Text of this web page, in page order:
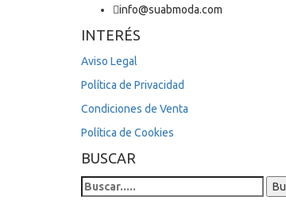
info@suabmoda.com
INTERÉS
Aviso Legal
Política de Privacidad
Condiciones de Venta
Política de Cookies
BUSCAR
Search
for: